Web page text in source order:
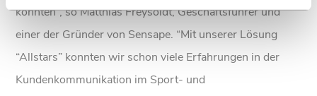
konnten”, so Matthias Freysoldt, Geschäftsführer und
einer der Gründer von Sensape. “Mit unserer Lösung
“Allstars” konnten wir schon viele Erfahrungen in der
Kundenkommunikation im Sport- und